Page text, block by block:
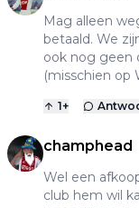
Mag alleen
betaald. We
ook nog geen
(misschien op
1+
champhead
Wel een
club hem wil